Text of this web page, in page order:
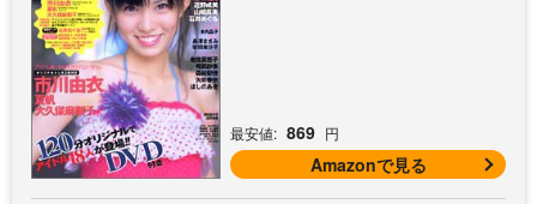
最安値: 869 円
Amazonで見る